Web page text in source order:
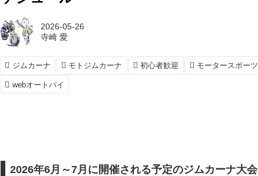
2026-05-26
寺崎 愛
ジムカーナ モトジムカーナ 初心者歓迎 モータースポーツ
webオートバイ
2026年6月～7月に開催される予定のジムカーナ大会